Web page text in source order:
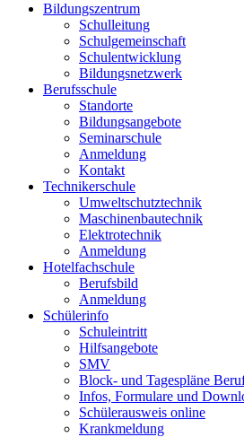
Bildungszentrum
Schulleitung
Schulgemeinschaft
Schulentwicklung
Bildungsnetzwerk
Berufsschule
Standorte
Bildungsangebote
Seminarschule
Anmeldung
Kontakt
Technikerschule
Umweltschutztechnik
Maschinenbautechnik
Elektrotechnik
Anmeldung
Hotelfachschule
Berufsbild
Anmeldung
Schülerinfo
Schuleintritt
Hilfsangebote
SMV
Block- und Tagespläne
Infos, Formulare und
Schülerausweis online
Krankmeldung